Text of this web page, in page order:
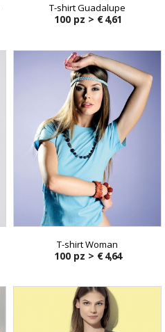
T-shirt Guadalupe
100 pz > € 4,61
T-shirt Woman
100 pz > € 4,64